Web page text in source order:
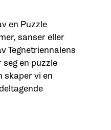
en Puzzle
sanser eller
Tegnetriennalens
en puzzle
skaper vi en